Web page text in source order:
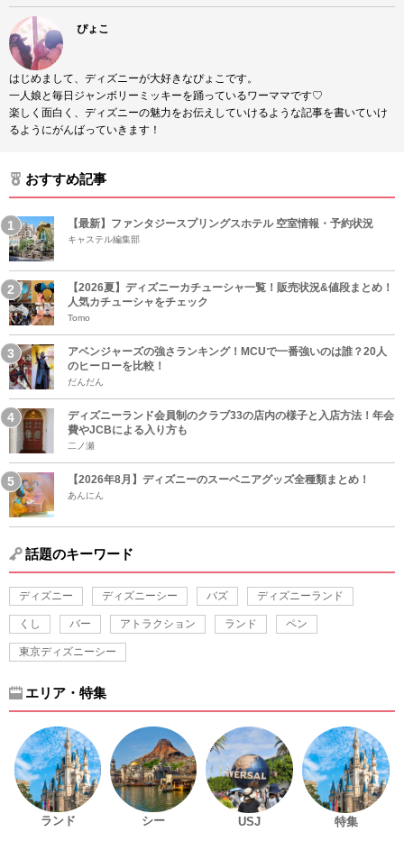
ぴょこ
はじめまして、ディズニーが大好きなぴょこです。
一人娘と毎日ジャンボリーミッキーを踊っているワーママです♡
楽しく面白く、ディズニーの魅力をお伝えしていけるような記事を書いていけ
るようにがんばっていきます！
おすすめ記事
【最新】ファンタジースプリングスホテル 空室情報・予約状況
キャステル編集部
【2026夏】ディズニーカチューシャ一覧！販売状況&値段まとめ！
人気カチューシャをチェック
Tomo
アベンジャーズの強さランキング！MCUで一番強いのは誰？20人
のヒーローを比較！
だんだん
ディズニーランド会員制のクラブ33の店内の様子と入店方法！年会
費やJCBによる入り方も
二ノ瀬
【2026年8月】ディズニーのスーベニアグッズ全種類まとめ！
あんにん
話題のキーワード
ディズニー ディズニーシー バズ ディズニーランド
くし バー アトラクション ランド ペン
東京ディズニーシー
エリア・特集
ランド シー USJ 特集